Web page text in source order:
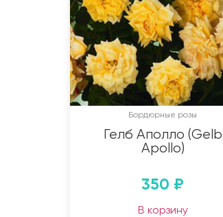
Бордюрные розы
Гелб Аполло (Gelb
Apollo)
350 ₽
В корзину